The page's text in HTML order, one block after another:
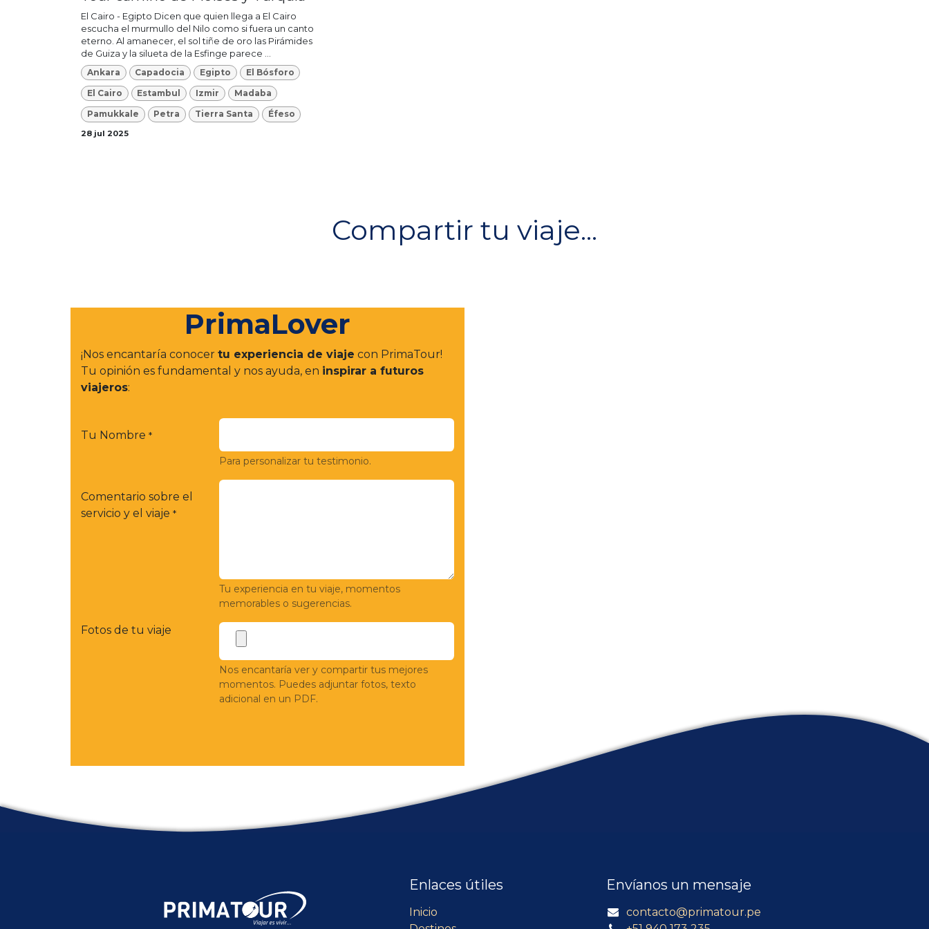
El Cairo - Egipto Dicen que quien llega a El Cairo
escucha el murmullo del Nilo como si fuera un canto
eterno. Al amanecer, el sol tiñe de oro las Pirámides
de Guiza y la silueta de la Esfinge parece ...
Ankara Capadocia Egipto El Bósforo
El Cairo Estambul Izmir Madaba
Pamukkale Petra Tierra Santa Éfeso
28 jul 2025
Compartir tu viaje...
PrimaLover
¡Nos encantaría conocer tu experiencia de viaje con PrimaTour!
Tu opinión es fundamental y nos ayuda, en inspirar a futuros
viajeros:
Tu Nombre *
Para personalizar tu testimonio.
Comentario sobre el
servicio y el viaje *
Tu experiencia en tu viaje, momentos
memorables o sugerencias.
Fotos de tu viaje
Nos encantaría ver y compartir tus mejores
momentos. Puedes adjuntar fotos, texto
adicional en un PDF.
Enlaces útiles
Inicio
Envíanos un mensaje
contacto@primatour.pe